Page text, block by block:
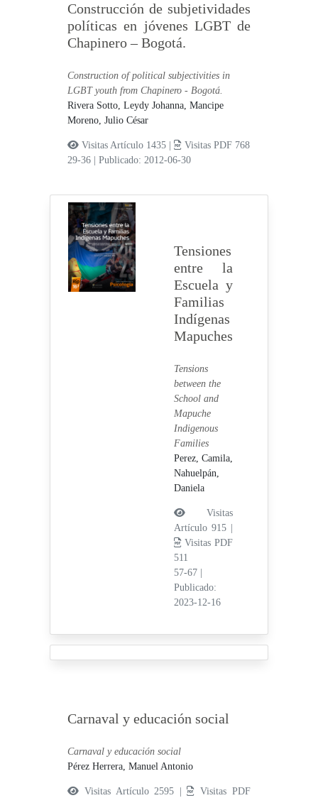
Construcción de subjetividades
políticas en jóvenes LGBT de
Chapinero – Bogotá.
Construction of political subjectivities in
LGBT youth from Chapinero - Bogotá.
Rivera Sotto, Leydy Johanna,Mancipe
Moreno, Julio César
Visitas Artículo 1435 |
Visitas PDF 768
29-36
|Publicado: 2012-06-30
Tensiones
entre la
Escuela y
Familias
Indígenas
Mapuches
Tensions
between the
School and
Mapuche
Indigenous
Families
Perez, Camila,
Nahuelpán,
Daniela
Visitas
Artículo 915 |
Visitas PDF
511
57-67
Publicado:
2023-12-16
Carnaval y educación social
Carnaval y educación social
Pérez Herrera, Manuel Antonio
Visitas Artículo 2595 |
Visitas PDF